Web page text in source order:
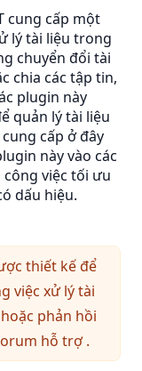
cung cấp một
lý tài liệu trong
chuyển đổi tài
chia các tập tin,
plugin này
quản lý tài liệu
cấp ở đây
này vào các
công việc tối ưu
dấu hiệu.
thiết kế để
việc xử lý tài
phản hồi
hỗ trợ.